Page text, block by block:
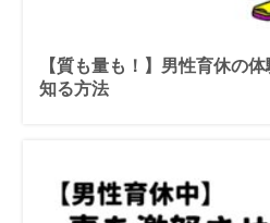
【質も量も！】男性育休の
知る方法